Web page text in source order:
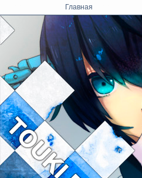
Главная